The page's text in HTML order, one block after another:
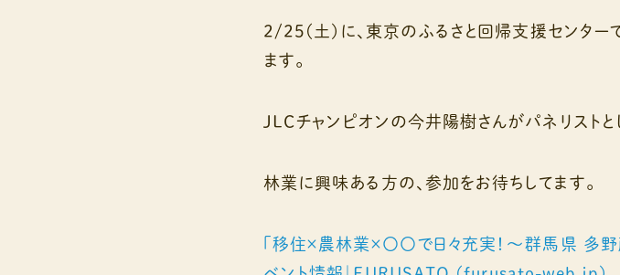
2/25(土)に、東京のふるさと回帰支援センター
ます。
JLCチャンピオンの今井陽樹さんがパネリストと
林業に興味ある方の、参加をお待ちしてます。
「移住×農林業×〇〇で日々充実！～群馬県 多